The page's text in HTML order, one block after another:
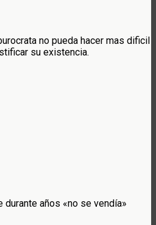
no pueda hacer mas dificil
su existencia.
durante años «no se vendía»